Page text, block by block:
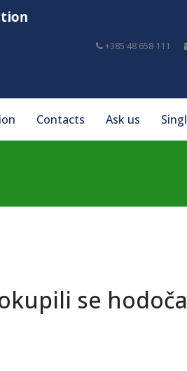
+385 48 658 111
Contacts Ask us
se